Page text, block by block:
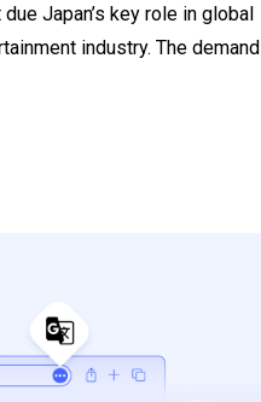
Japan’s key role in global
industry. The demand